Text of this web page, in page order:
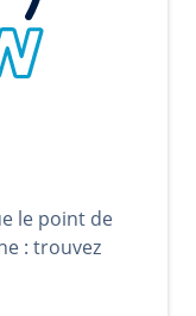
le point de
: trouvez